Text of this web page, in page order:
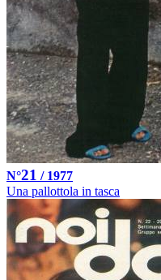
N°21 / 1977
Una pallottola in tasca